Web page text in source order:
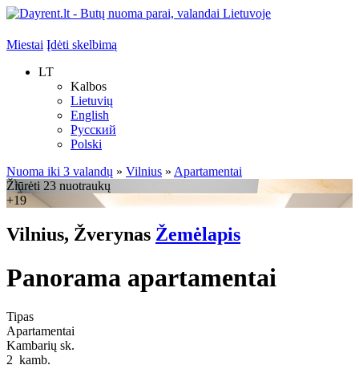
Miestai Įdėti skelbimą
LT
Kalbos
Lietuvių
English
Русский
Polski
Nuoma iki 3 valandų » Vilnius » Apartamentai
Žiūrėti 23 nuotraukų
+19
Vilnius, Žverynas Žemėlapis
Panorama apartamentai
Tipas
Apartamentai
Kambarių sk.
2 kamb.